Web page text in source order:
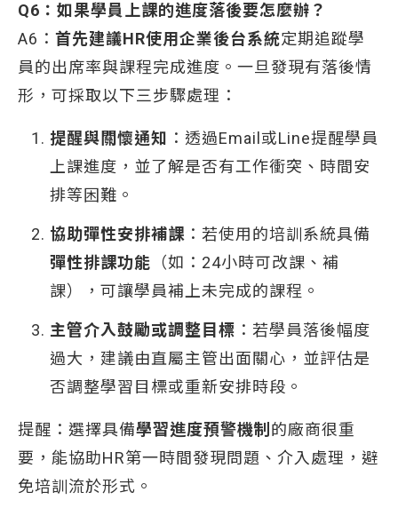
Q6：如果學員上課的進度落後要怎麼辦？
A6： 首先建議HR使用企業後台系統定期追蹤學
員的出席率與課程完成進度。一旦發現有落後情
形，可採取以下三步驟處理：
提醒與關懷通知 ：透過Email或Line提醒學員
上課進度，並了解是否有工作衝突、時間安
排等困難。
協助彈性安排補課 ：若使用的培訓系統具備
彈性排課功能 （如：24小時可改課、補
課），可讓學員補上未完成的課程。
主管介入鼓勵或調整目標 ：若學員落後幅度
過大，建議由直屬主管出面關心，並評估是
否調整學習目標或重新安排時段。
提醒：選擇具備學習進度預警機制 的廠商很重
要，能協助HR第一時間發現問題、介入處理，避
免培訓流於形式。